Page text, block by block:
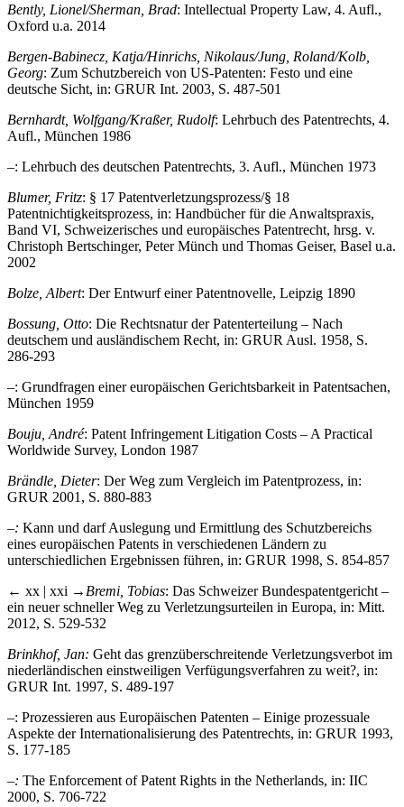
Bently, Lionel/Sherman, Brad: Intellectual Property Law, 4. Aufl.,
Oxford u.a. 2014
Bergen-Babinecz, Katja/Hinrichs, Nikolaus/Jung, Roland/Kolb,
Georg: Zum Schutzbereich von US-Patenten: Festo und eine
deutsche Sicht, in: GRUR Int. 2003, S. 487-501
Bernhardt, Wolfgang/Kraßer, Rudolf: Lehrbuch des Patentrechts, 4.
Aufl., München 1986
–: Lehrbuch des deutschen Patentrechts, 3. Aufl., München 1973
Blumer, Fritz: § 17 Patentverletzungsprozess/§ 18
Patentnichtigkeitsprozess, in: Handbücher für die Anwaltspraxis,
Band VI, Schweizerisches und europäisches Patentrecht, hrsg. v.
Christoph Bertschinger, Peter Münch und Thomas Geiser, Basel u.a.
2002
Bolze, Albert: Der Entwurf einer Patentnovelle, Leipzig 1890
Bossung, Otto: Die Rechtsnatur der Patenterteilung – Nach
deutschem und ausländischem Recht, in: GRUR Ausl. 1958, S.
286-293
–: Grundfragen einer europäischen Gerichtsbarkeit in Patentsachen,
München 1959
Bouju, André: Patent Infringement Litigation Costs – A Practical
Worldwide Survey, London 1987
Brändle, Dieter: Der Weg zum Vergleich im Patentprozess, in:
GRUR 2001, S. 880-883
–: Kann und darf Auslegung und Ermittlung des Schutzbereichs
eines europäischen Patents in verschiedenen Ländern zu
unterschiedlichen Ergebnissen führen, in: GRUR 1998, S. 854-857
← xx | xxi → Bremi, Tobias: Das Schweizer Bundespatentgericht –
ein neuer schneller Weg zu Verletzungsurteilen in Europa, in: Mitt.
2012, S. 529-532
Brinkhof, Jan: Geht das grenzüberschreitende Verletzungsverbot im
niederländischen einstweiligen Verfügungsverfahren zu weit?, in:
GRUR Int. 1997, S. 489-197
–: Prozessieren aus Europäischen Patenten – Einige prozessuale
Aspekte der Internationalisierung des Patentrechts, in: GRUR 1993,
S. 177-185
–: The Enforcement of Patent Rights in the Netherlands, in: IIC
2000, S. 706-722